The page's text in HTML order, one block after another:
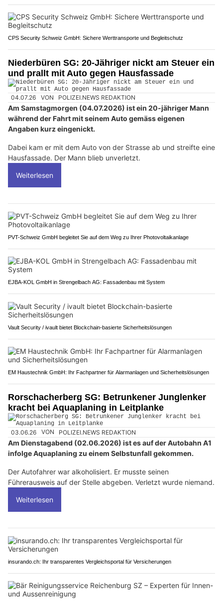
CPS Security Schweiz GmbH: Sichere Werttransporte und Begleitschutz
Niederbüren SG: 20-Jähriger nickt am Steuer ein
und prallt mit Auto gegen Hausfassade
04.07.26 VON POLIZEI.NEWS REDAKTION
Am Samstagmorgen (04.07.2026) ist ein 20-jähriger Mann
während der Fahrt mit seinem Auto gemäss eigenen
Angaben kurz eingenickt.
Dabei kam er mit dem Auto von der Strasse ab und streifte eine
Hausfassade. Der Mann blieb unverletzt.
Weiterlesen
PVT-Schweiz GmbH begleitet Sie auf dem Weg zu Ihrer Photovoltaikanlage
EJBA-KOL GmbH in Strengelbach AG: Fassadenbau mit System
Vault Security / ivault bietet Blockchain-basierte Sicherheitslösungen
EM Haustechnik GmbH: Ihr Fachpartner für Alarmanlagen und Sicherheitslösungen
Rorschacherberg SG: Betrunkener Junglenker
kracht bei Aquaplaning in Leitplanke
03.06.26 VON POLIZEI.NEWS REDAKTION
Am Dienstagabend (02.06.2026) ist es auf der Autobahn A1
infolge Aquaplaning zu einem Selbstunfall gekommen.
Der Autofahrer war alkoholisiert. Er musste seinen
Führerausweis auf der Stelle abgeben. Verletzt wurde niemand.
Weiterlesen
insurando.ch: Ihr transparentes Vergleichsportal für Versicherungen